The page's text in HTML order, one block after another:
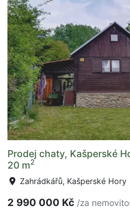
Prodej chaty, Kašperské
20 m2
Zahrádkářů, Kašperské Hory
2 990 000 Kč /za